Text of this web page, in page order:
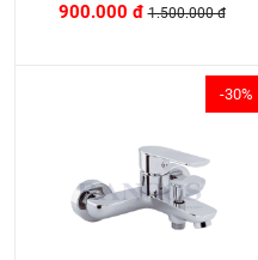
900.000 đ 1.500.000 đ
-30%